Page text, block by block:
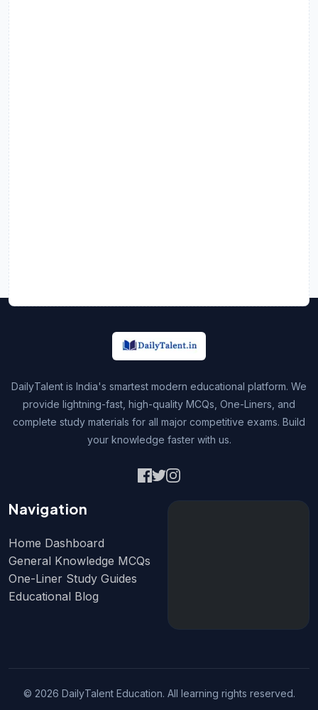
DailyTalent is India's smartest modern educational platform. We
provide lightning-fast, high-quality MCQs, One-Liners, and
complete study materials for all major competitive exams. Build
your knowledge faster with us.
Navigation
Home Dashboard
General Knowledge MCQs
One-Liner Study Guides
Educational Blog
© 2026 DailyTalent Education. All learning rights reserved.